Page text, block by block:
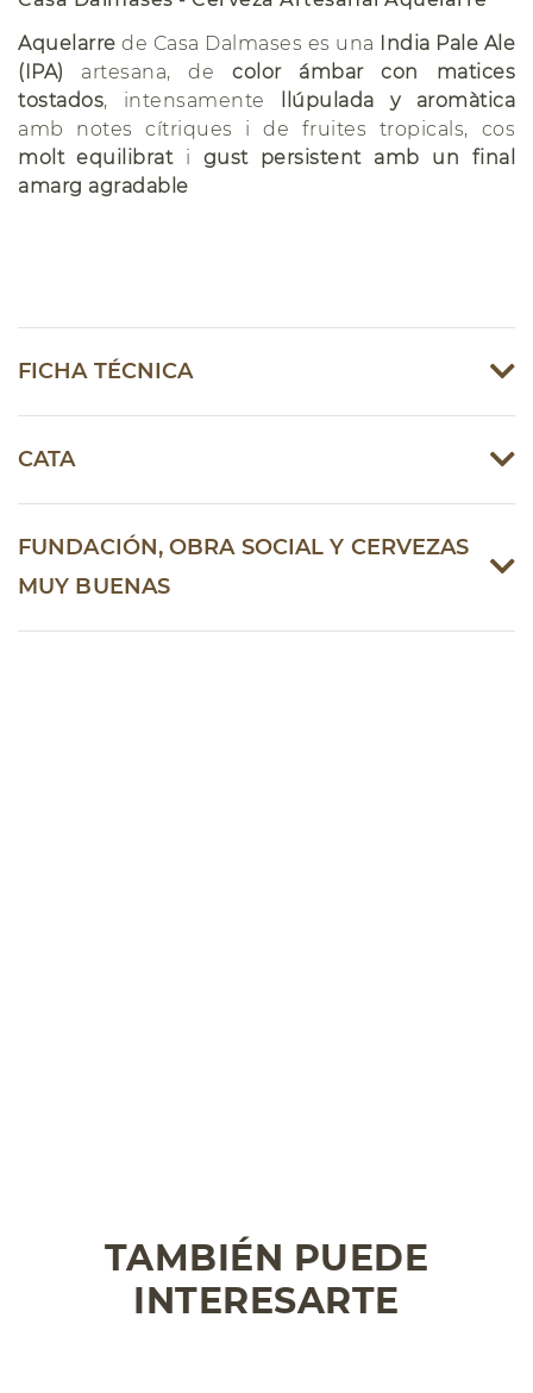
Aquelarre de Casa Dalmases es una India Pale Ale
(IPA) artesana, de color ámbar con matices
tostados, intensamente
llúpulada y aromàtica
amb notes cítriques i de fruites tropicals, cos
molt equilibrati gust persistent amb un final
amarg agradable
FICHA TÉCNICA
CATA
FUNDACIÓN, OBRA SOCIAL Y CERVEZAS
MUY BUENAS
TAMBIÉN PUEDE
INTERESARTE